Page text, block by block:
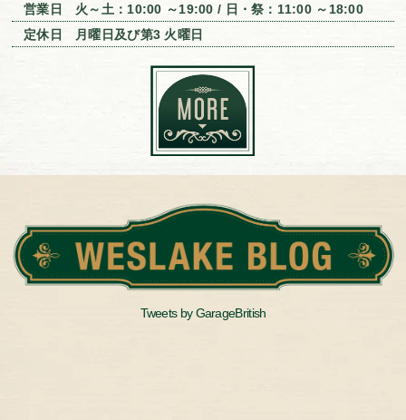
営業日 火～土：10:00 ～19:00 / 日・祭：11:00 ～18:00
定休日 月曜日及び第3 火曜日
Tweets by GarageBritish